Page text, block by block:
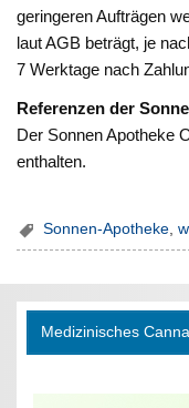
geringeren Aufträgen
laut AGB beträgt, je
7 Werktage nach
Referenzen der
Der Sonnen Apotheke
enthalten.
Sonnen-Apotheke,
Medizinisches